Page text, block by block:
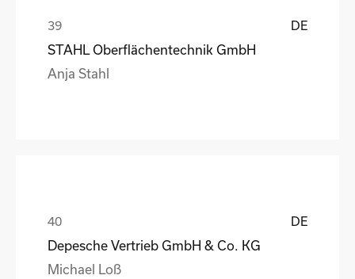
DE
STAHL Oberflächentechnik GmbH
Anja Stahl
DE
Depesche Vertrieb GmbH & Co. KG
Michael Loß